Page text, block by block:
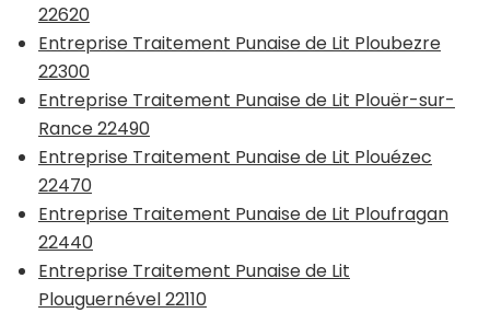
22620
Entreprise Traitement Punaise de Lit Ploubezre
22300
Entreprise Traitement Punaise de Lit Plouër-sur-
Rance 22490
Entreprise Traitement Punaise de Lit Plouézec
22470
Entreprise Traitement Punaise de Lit Ploufragan
22440
Entreprise Traitement Punaise de Lit
Plouguernével 22110